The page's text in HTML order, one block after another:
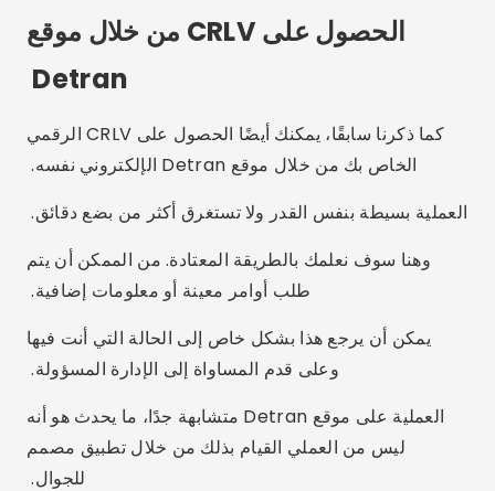
طلب أوامر معينة أو معلومات إضافية.
وعلى قدم المساواة إلى الإدارة المسؤولة.
العملية على موقع Detran متشابهة جدًا، ما يحدث هو أنه
ليس من العملي القيام بذلك من خلال تطبيق مصمم
للجوال.
في حالة موقع الويب، في القائمة العلوية، ضمن المستخدم،
قم بتسجيل الدخول عن طريق الوصول إلى حسابك
تشبه العملية في الواقع عملية التطبيق ويجب عليك إبلاغ
إذا لم يكن لديك حساب، فستحتاج إلى التسجيل مسبقًا، وإلا
فلن يكون تسجيل الدخول ممكنًا.